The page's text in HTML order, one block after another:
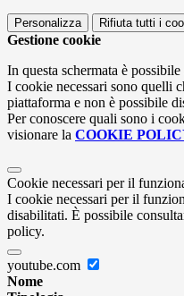
Personalizza Rifiuta tutti i
Gestione cookie
In questa schermata è
I cookie necessari sono quelli
piattaforma e non è possibile
Per conoscere quali sono i
visionare la COOKIE
Cookie necessari per il
I cookie necessari per il
disabilitati. È possibile
policy.
youtube.com
Nome